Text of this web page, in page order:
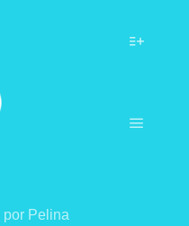
por Pelina